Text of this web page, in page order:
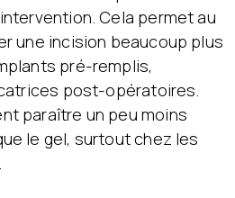
Cela permet au
une incision beaucoup plus
pré-remplis,
post-opératoires.
paraître un peu moins
le gel, surtout chez les